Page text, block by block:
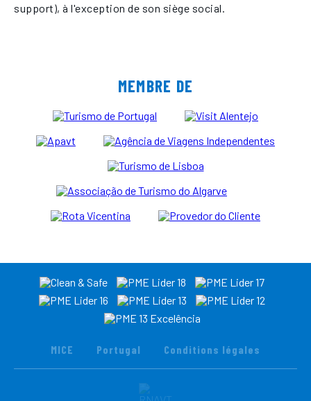
support), à l'exception de son siège social.
MEMBRE DE
MICE Portugal Conditions légales